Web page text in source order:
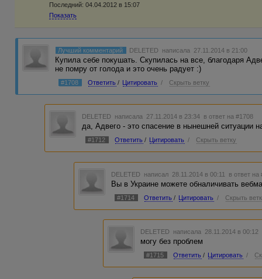
Последний: 04.04.2012 в 15:07
Показать
Лучший комментарий DELETED написала 27.11.2014 в 21:00
Купила себе покушать. Скупилась на все, благодаря
не помру от голода и это очень радует :)
#1708 Ответить / Цитировать / Скрыть ветку
DELETED написала 27.11.2014 в 23:34 в ответ на #1708
да, Адвего - это спасение в нынешней ситуации
#1712 Ответить / Цитировать / Скрыть ветку
DELETED написал 28.11.2014 в 00:11 в ответ на
Вы в Украине можете обналичивать
#1714 Ответить / Цитировать / Скрыть
DELETED написала 28.11.2014 в 00:12
могу без проблем
#1715 Ответить / Цитировать /